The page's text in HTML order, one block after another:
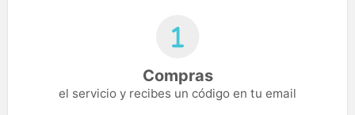
Compras
el servicio y recibes un código en tu email